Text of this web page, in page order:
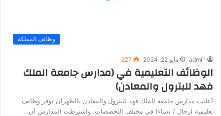
وظائف المملكة
admin مايو 22, 2024 227
الوظائف التعليمية في (مدارس جامعة الملك
فهد للبترول والمعادن)
أعلنت مدارس جامعة الملك فهد للبترول والمعادن بالظهران توفر وظائف
تعليمية (رجال / نساء) في مختلف التخصصات، واشترطت المدارس أن…